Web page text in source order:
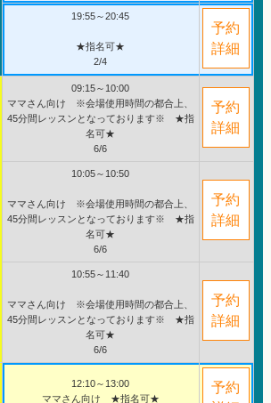
19:55～20:45
★指名可★
2/4
予約
詳細
09:15～10:00
ママさん向け ※会場使用時間の都合上、
45分間レッスンとなっております※ ★指
名可★
6/6
予約
詳細
10:05～10:50
ママさん向け ※会場使用時間の都合上、
45分間レッスンとなっております※ ★指
名可★
6/6
予約
詳細
10:55～11:40
ママさん向け ※会場使用時間の都合上、
45分間レッスンとなっております※ ★指
名可★
6/6
予約
詳細
12:10～13:00
ママさん向け ★指名可★
予約